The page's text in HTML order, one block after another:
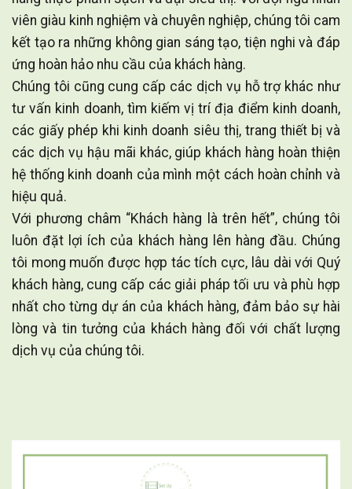
viên giàu kinh nghiệm và chuyên nghiệp, chúng tôi cam
kết tạo ra những không gian sáng tạo, tiện nghi và đáp
ứng hoàn hảo nhu cầu của khách hàng.
Chúng tôi cũng cung cấp các dịch vụ hỗ trợ khác như
tư vấn kinh doanh, tìm kiếm vị trí địa điểm kinh doanh,
các giấy phép khi kinh doanh siêu thị, trang thiết bị và
các dịch vụ hậu mãi khác, giúp khách hàng hoàn thiện
hệ thống kinh doanh của mình một cách hoàn chỉnh và
hiệu quả.
Với phương châm “Khách hàng là trên hết”, chúng tôi
luôn đặt lợi ích của khách hàng lên hàng đầu. Chúng
tôi mong muốn được hợp tác tích cực, lâu dài với Quý
khách hàng, cung cấp các giải pháp tối ưu và phù hợp
nhất cho từng dự án của khách hàng, đảm bảo sự hài
lòng và tin tưởng của khách hàng đối với chất lượng
dịch vụ của chúng tôi.